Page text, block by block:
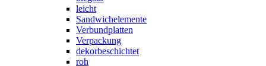
leicht
Sandwichelemente
Verbundplatten
Verpackung
dekorbeschichtet
roh